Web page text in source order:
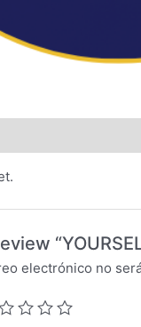
electrónico no